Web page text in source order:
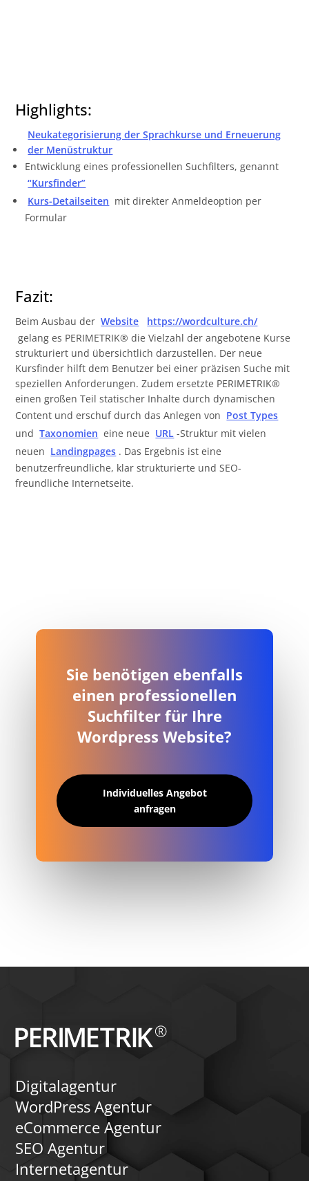
Highlights:
Neukategorisierung der Sprachkurse und Erneuerung
der Menüstruktur
Entwicklung eines professionellen Suchfilters, genannt
“Kursfinder”
Kurs-Detailseiten mit direkter Anmeldeoption per
Formular
Fazit:
Beim Ausbau der Website
https://wordculture.ch/
gelang es PERIMETRIK® die Vielzahl der angebotene Kurse
strukturiert und übersichtlich darzustellen. Der neue
Kursfinder hilft dem Benutzer bei einer präzisen Suche mit
speziellen Anforderungen. Zudem ersetzte PERIMETRIK®
einen großen Teil statischer Inhalte durch dynamischen
Content und erschuf durch das Anlegen von Post Types
und Taxonomien eine neue URL -Struktur mit vielen
neuen Landingpages . Das Ergebnis ist eine
benutzerfreundliche, klar strukturierte und SEO-
freundliche Internetseite.
Sie benötigen ebenfalls
einen professionellen
Suchfilter für Ihre
Wordpress Website?
Individuelles Angebot
anfragen
Digitalagentur
WordPress Agentur
eCommerce Agentur
SEO Agentur
Internetagentur